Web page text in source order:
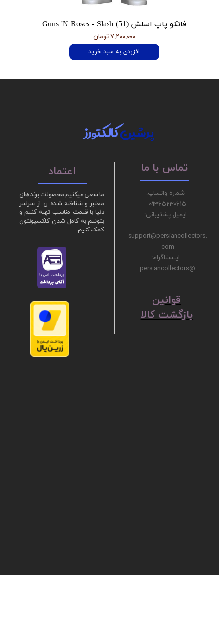
فانکو پاپ اسلش Guns 'N Roses - Slash (51)
۷,۲۰۰,۰۰۰ تومان
افزودن به سبد خرید
ما سعی میکنیم محصولات برند های
معتبر و شناخته شده رو از سراسر
دنیا با قیمت مناسب تهیه کنیم و
بتونیم به کامل شدن کلکسیونتون
کمک کنیم
پرشینکالکتورز
شماره واتساپ:
09365230615
ایمیل پشتیبانی:
support@persiancollectors.
com
اینستاگرام:
@persiancollectors
تماس با ما اعتماد
ق​​​​​​​وانین
بازگشت کالا